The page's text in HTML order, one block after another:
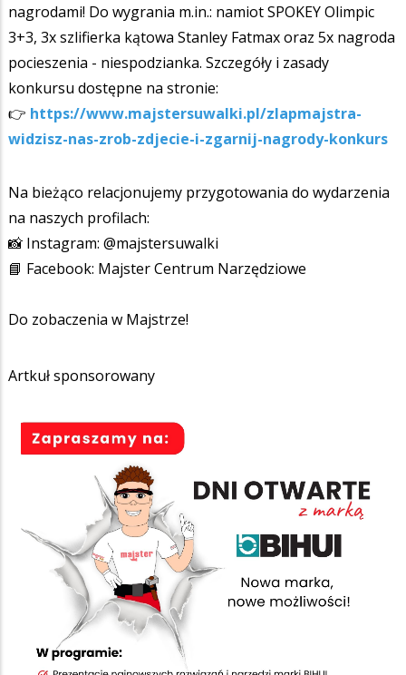
nagrodami! Do wygrania m.in.: namiot SPOKEY Olimpic
3+3, 3x szlifierka kątowa Stanley Fatmax oraz 5x nagroda
pocieszenia - niespodzianka. Szczegóły i zasady
konkursu dostępne na stronie:
👉 https://www.majstersuwalki.pl/zlapmajstra-
widzisz-nas-zrob-zdjecie-i-zgarnij-nagrody-konkurs
Na bieżąco relacjonujemy przygotowania do wydarzenia
na naszych profilach:
📸 Instagram: @majstersuwalki
📘 Facebook: Majster Centrum Narzędziowe
Do zobaczenia w Majstrze!
Artkuł sponsorowany